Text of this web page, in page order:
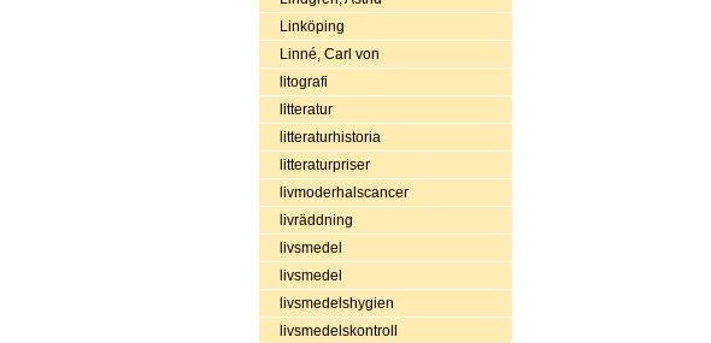
Linköping
Linné, Carl von
litografi
litteratur
litteraturhistoria
litteraturpriser
livmoderhalscancer
livräddning
livsmedel
livsmedel
livsmedelshygien
livsmedelskontroll